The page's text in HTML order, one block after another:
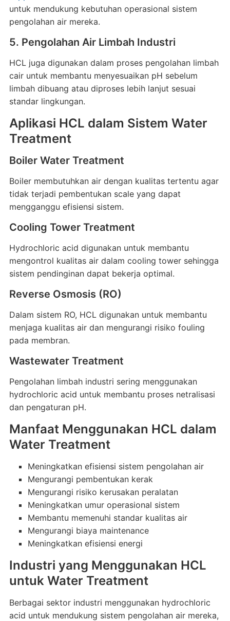
untuk mendukung kebutuhan operasional sistem
pengolahan air mereka.
5. Pengolahan Air Limbah Industri
HCL juga digunakan dalam proses pengolahan limbah
cair untuk membantu menyesuaikan pH sebelum
limbah dibuang atau diproses lebih lanjut sesuai
standar lingkungan.
Aplikasi HCL dalam Sistem Water
Treatment
Boiler Water Treatment
Boiler membutuhkan air dengan kualitas tertentu agar
tidak terjadi pembentukan scale yang dapat
mengganggu efisiensi sistem.
Cooling Tower Treatment
Hydrochloric acid digunakan untuk membantu
mengontrol kualitas air dalam cooling tower sehingga
sistem pendinginan dapat bekerja optimal.
Reverse Osmosis (RO)
Dalam sistem RO, HCL digunakan untuk membantu
menjaga kualitas air dan mengurangi risiko fouling
pada membran.
Wastewater Treatment
Pengolahan limbah industri sering menggunakan
hydrochloric acid untuk membantu proses netralisasi
dan pengaturan pH.
Manfaat Menggunakan HCL dalam
Water Treatment
Meningkatkan efisiensi sistem pengolahan air
Mengurangi pembentukan kerak
Mengurangi risiko kerusakan peralatan
Meningkatkan umur operasional sistem
Membantu memenuhi standar kualitas air
Mengurangi biaya maintenance
Meningkatkan efisiensi energi
Industri yang Menggunakan HCL
untuk Water Treatment
Berbagai sektor industri menggunakan hydrochloric
acid untuk mendukung sistem pengolahan air mereka,